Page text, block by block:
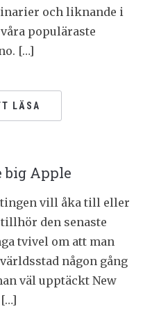
och liknande i
populäraste
[…]
LÄSA
big Apple
vill åka till eller
den senaste
tvivel om att man
någon gång
väl upptäckt New